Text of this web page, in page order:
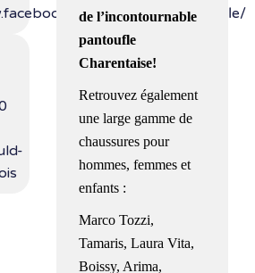
magasinlapantoufle/
de l’incontournable
pantoufle
Charentaise!​
Retrouvez également
une large gamme de
chaussures pour
hommes, femmes et
enfants :
Marco Tozzi,
Tamaris, Laura Vita,
Boissy, Arima,